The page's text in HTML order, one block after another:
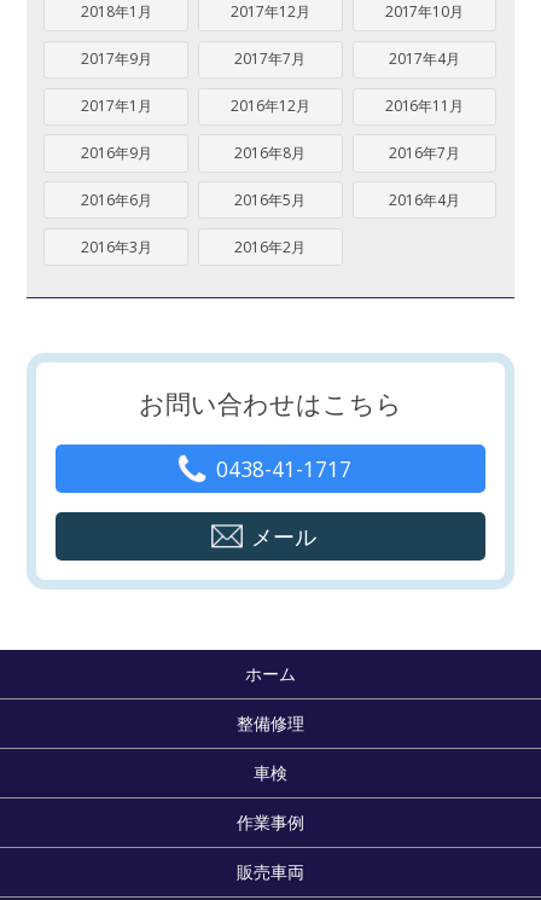
2018年1月 2017年12月 2017年10月
2017年9月 2017年7月 2017年4月
2017年1月 2016年12月 2016年11月
2016年9月 2016年8月 2016年7月
2016年6月 2016年5月 2016年4月
2016年3月 2016年2月
お問い合わせはこちら
0438-41-1717
メール
ホーム
整備修理
車検
作業事例
販売車両